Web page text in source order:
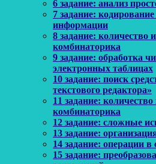
6 задание: анализ
7 задание:
информации
8 задание: количество
комбинаторика
9 задание: обработка
электронных таблицах
10 задание: поиск
текстового редактора»
11 задание:
комбинаторика
12 задание: сложные
13 задание:
14 задание: операции в
15 задание: